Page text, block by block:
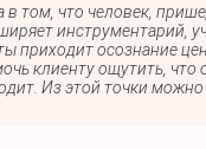
в том, что человек,
инструментарий,
приходит осознание
клиенту ощутить,
Из этой точки